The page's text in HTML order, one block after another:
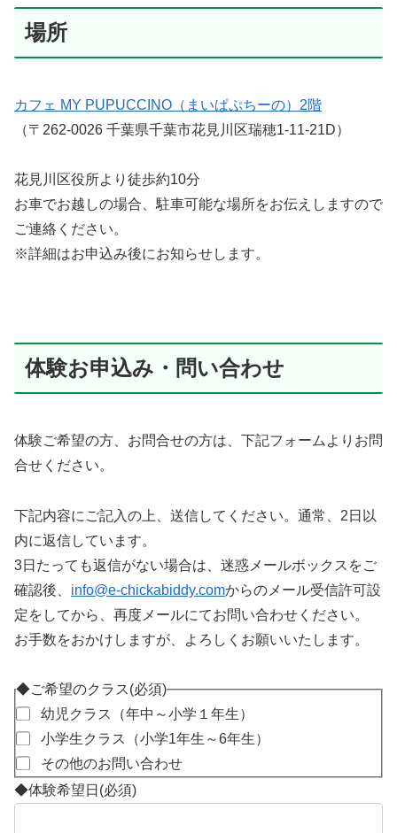
場所
カフェ MY PUPUCCINO（まいぱぷちーの）2階
（〒262-0026 千葉県千葉市花見川区瑞穂1-11-21D）
花見川区役所より徒歩約10分
お車でお越しの場合、駐車可能な場所をお伝えしますので
ご連絡ください。
※詳細はお申込み後にお知らせします。
体験お申込み・問い合わせ
体験ご希望の方、お問合せの方は、下記フォームよりお問
合せください。
下記内容にご記入の上、送信してください。通常、2日以
内に返信しています。
3日たっても返信がない場合は、迷惑メールボックスをご
確認後、 info@e-chickabiddy.comからのメール受信許可設
定をしてから、再度メールにてお問い合わせください。
お手数をおかけしますが、よろしくお願いいたします。
◆ご希望のクラス(必須)
幼児クラス（年中～小学１年生）
小学生クラス（小学1年生～6年生）
その他のお問い合わせ
◆体験希望日 (必須)